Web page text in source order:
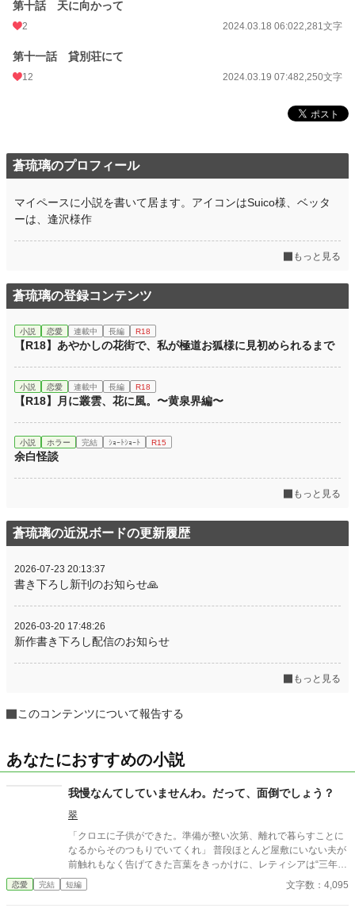
第十話 天に向かって
2 2024.03.18 06:022,281文字
第十一話 貸別荘にて
12 2024.03.19 07:482,250文字
蒼琉璃のプロフィール
マイペースに小説を書いて居ます。アイコンはSuico様、ベッタ
ーは、逢沢様作
もっと見る
蒼琉璃の登録コンテンツ
小説 恋愛 連載中 長編 R18
【R18】あやかしの花街で、私が極道お狐様に見初められるまで
小説 恋愛 連載中 長編 R18
【R18】月に叢雲、花に風。〜黄泉界編〜
小説 ホラー 完結 ｼｮｰﾄｼｮｰﾄ R15
余白怪談
もっと見る
蒼琉璃の近況ボードの更新履歴
2026-07-23 20:13:37
書き下ろし新刊のお知らせ🙏
2026-03-20 17:48:26
新作書き下ろし配信のお知らせ
もっと見る
このコンテンツについて報告する
あなたにおすすめの小説
我慢なんてしていませんわ。だって、面倒でしょう？
翠
「クロエに子供ができた。準備が整い次第、離れで暮らすことに
なるからそのつもりでいてくれ」 普段ほとんど屋敷にいない夫が
前触れもなく告げてきた言葉をきっかけに、レティシアは“三年
間”の契約を終わらせることにした。 赤の他人を屋敷に迎えるこ
とはしない。 不要なものに感情を砕く理由などない。 「だって、
恋愛 完結 短編 文字数：4,095